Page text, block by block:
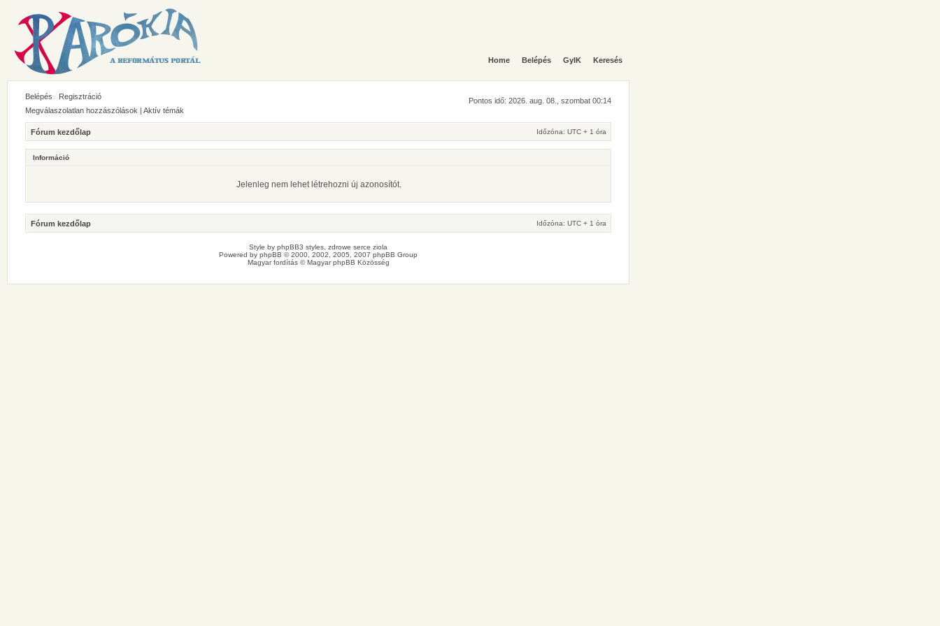
Home Belépés GyIK Keresés
Belépés Regisztráció
Pontos idő: 2026. aug. 08., szombat 00:14
Megválaszolatlan hozzászólások | Aktív témák
Fórum kezdőlap Időzóna: UTC + 1 óra
Információ
Jelenleg nem lehet létrehozni új azonosítót.
Fórum kezdőlap Időzóna: UTC + 1 óra
Style by phpBB3 styles , zdrowe serce ziola
Powered by phpBB © 2000, 2002, 2005, 2007 phpBB Group
Magyar fordítás ©Magyar phpBB Közösség